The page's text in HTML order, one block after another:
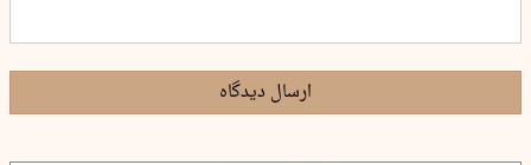
ارسال دیدگاه